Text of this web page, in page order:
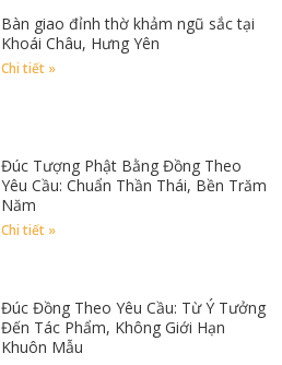
Bàn giao đỉnh thờ khảm ngũ sắc tại
Khoái Châu, Hưng Yên
Chi tiết »
Đúc Tượng Phật Bằng Đồng Theo
Yêu Cầu: Chuẩn Thần Thái, Bền Trăm
Năm
Chi tiết »
Đúc Đồng Theo Yêu Cầu: Từ Ý Tưởng
Đến Tác Phẩm, Không Giới Hạn
Khuôn Mẫu